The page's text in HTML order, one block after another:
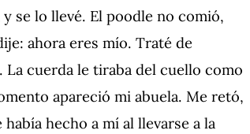
se lo llevé. El poodle no comió,
ahora eres mío. Traté de
La cuerda le tiraba del cuello como
apareció mi abuela. Me retó,
hecho a mí al llevarse a la